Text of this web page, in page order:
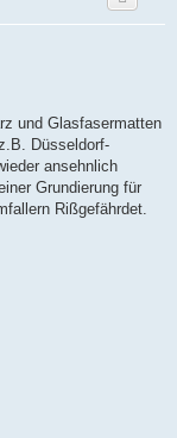
und Glasfasermatten
Düsseldorf-
ansehnlich
Grundierung für
Rißgefährdet.